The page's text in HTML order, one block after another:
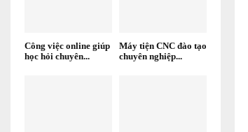
Công việc online giúp
học hỏi chuyên...
Máy tiện CNC đào tạo
chuyên nghiệp...